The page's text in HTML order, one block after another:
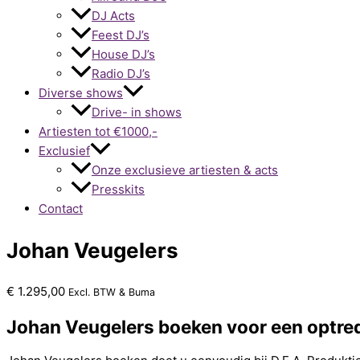
DJ Acts
Feest DJ’s
House DJ’s
Radio DJ’s
Diverse shows
Drive- in shows
Artiesten tot €1000,-
Exclusief
Onze exclusieve artiesten & acts
Presskits
Contact
Johan Veugelers
€ 1.295,00 Excl. BTW & Buma
Johan Veugelers boeken voor een